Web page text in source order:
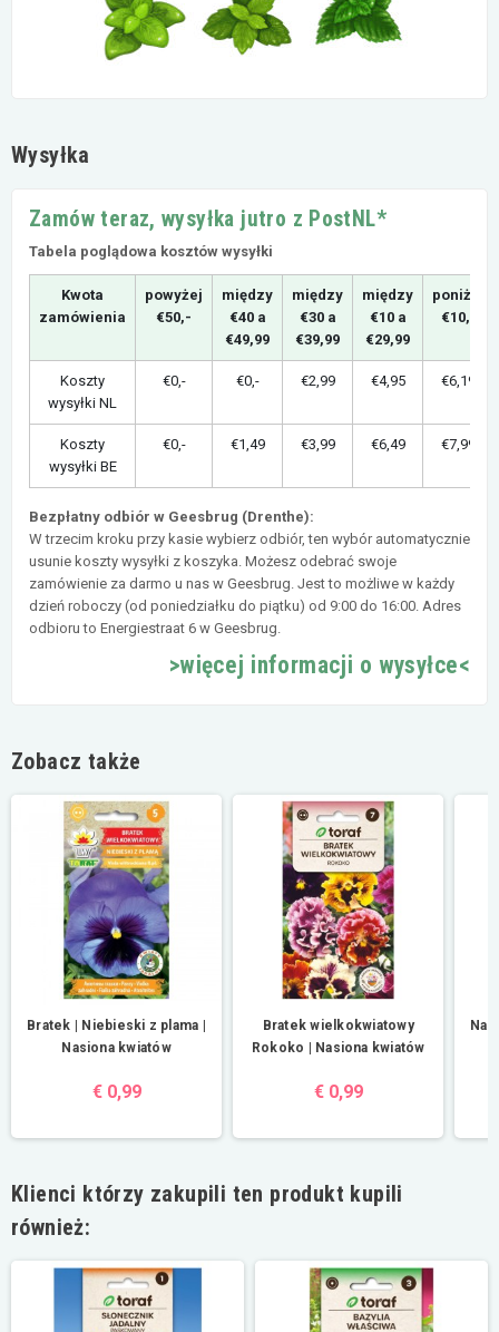
Wysyłka
Zamów teraz, wysyłka jutro z PostNL*
Tabela poglądowa kosztów wysyłki
Kwota
zamówienia
powyżej
€50,-
między
€40 a
€49,99
między
€30 a
€39,99
między
€10 a
€29,99
poniżej
€10,-
Koszty
wysyłki NL
€0,- €0,- €2,99 €4,95 €6,19
Koszty
wysyłki BE
€0,- €1,49 €3,99 €6,49 €7,99
Bezpłatny odbiór w Geesbrug (Drenthe):
W trzecim kroku przy kasie wybierz odbiór, ten wybór automatycznie
usunie koszty wysyłki z koszyka. Możesz odebrać swoje
zamówienie za darmo u nas w Geesbrug. Jest to możliwe w każdy
dzień roboczy (od poniedziałku do piątku) od 9:00 do 16:00. Adres
odbioru to Energiestraat 6 w Geesbrug.
>więcej informacji o wysyłce<
Zobacz także
Bratek | Niebieski z plama |
Nasiona kwiatów
€ 0,99
Bratek wielkokwiatowy
Rokoko | Nasiona kwiatów
€ 0,99
Klienci którzy zakupili ten produkt kupili
również: